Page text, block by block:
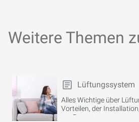
Weitere Themen
Lüftungssystem
Alles Wichtige über
Vorteilen, der
zur Reparatur.